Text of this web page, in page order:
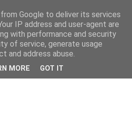
Google to deliver its services
IP address and user-agent are
with performance and security
of service, generate usage
and address abuse.
MORE GOT IT